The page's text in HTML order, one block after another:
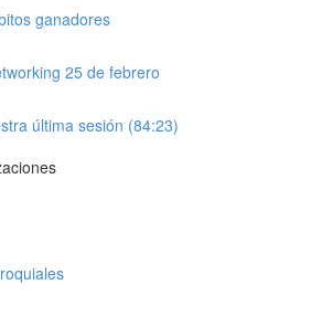
ganadores
25 de febrero
última sesión (84:23)